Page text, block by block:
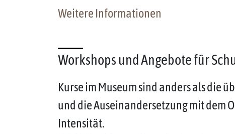
Weitere Informationen
Workshops und Angebote für
Kurse im Museum sind anders als die
und die Auseinandersetzung mit dem
Intensität.